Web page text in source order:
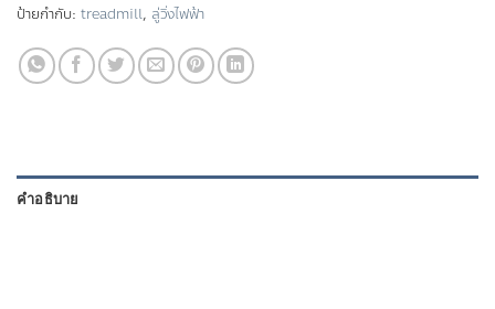
ป้ายกำกับ: treadmill, ลู่วิ่งไฟฟ้า
คำอธิบาย